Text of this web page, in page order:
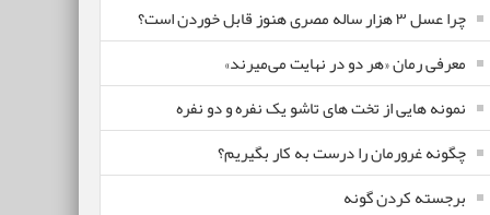
چرا عسل ۳ هزار ساله‌ مصری هنوز قابل خوردن است؟
معرفی رمان «هر دو در نهایت می‌میرند»
نمونه هایی از تخت های تاشو یک نفره و دو نفره
چگونه غرورمان را درست به کار بگیریم؟
برجسته کردن گونه